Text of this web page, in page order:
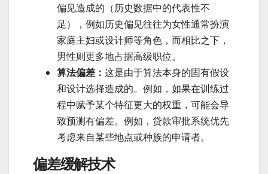
偏见造成的（历史数据中的代表性不
足），例如历史偏见往往为女性通常扮演
家庭主妇或设计师等角色，而相比之下，
男性则更多地占据高级职位。
算法偏差： 这是由于算法本身的固有假设
和设计选择造成的。例如，如果在训练过
程中赋予某个特征更大的权重，可能会导
致预测有偏差。例如，贷款审批系统优先
考虑来自某些地点或种族的申请者。
偏差缓解技术